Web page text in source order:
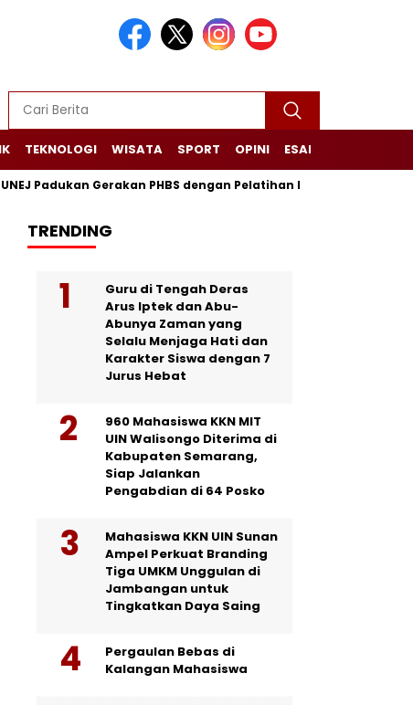
TEKNOLOGI WISATA SPORT OPINI ESAI
Padukan Gerakan PHBS dengan Pelatihan Lilin Aromaterapi
TRENDING
Guru di Tengah Deras
Arus Iptek dan Abu-
Abunya Zaman yang
Selalu Menjaga Hati dan
Karakter Siswa dengan 7
Jurus Hebat
960 Mahasiswa KKN MIT
UIN Walisongo Diterima di
Kabupaten Semarang,
Siap Jalankan
Pengabdian di 64 Posko
Mahasiswa KKN UIN Sunan
Ampel Perkuat Branding
Tiga UMKM Unggulan di
Jambangan untuk
Tingkatkan Daya Saing
Pergaulan Bebas di
Kalangan Mahasiswa